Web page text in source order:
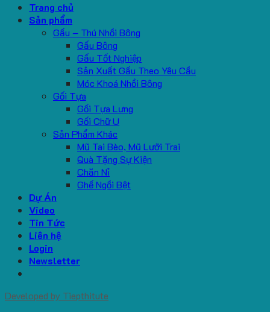
Trang chủ
Sản phẩm
Gấu – Thú Nhồi Bông
Gấu Bông
Gấu Tốt Nghiệp
Sản Xuất Gấu Theo Yêu Cầu
Móc Khoá Nhồi Bông
Gối Tựa
Gối Tựa Lưng
Gối Chữ U
Sản Phẩm Khác
Mũ Tai Bèo, Mũ Lưỡi Trai
Quà Tặng Sự Kiện
Chăn Nỉ
Ghế Ngồi Bệt
Dự Án
Video
Tin Tức
Liên hệ
Login
Newsletter
Developed by Tiepthitute